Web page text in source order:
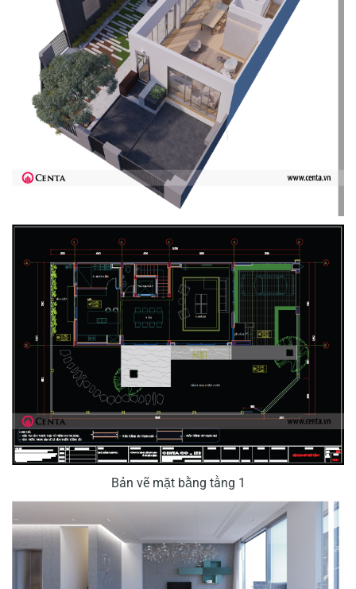
Bản vẽ mặt bằng tầng 1